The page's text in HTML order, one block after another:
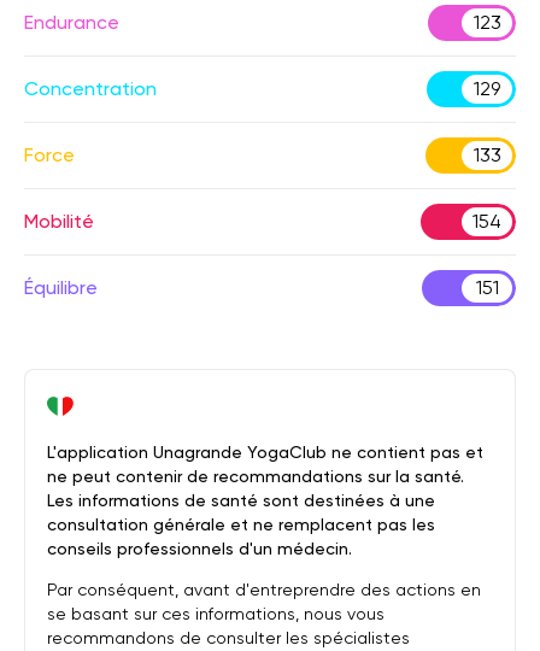
Endurance 123
Concentration 129
Force 133
Mobilité 154
Équilibre 151
L'application Unagrande YogaClub ne contient pas et
ne peut contenir de recommandations sur la santé.
Les informations de santé sont destinées à une
consultation générale et ne remplacent pas les
conseils professionnels d'un médecin.
Par conséquent, avant d'entreprendre des actions en
se basant sur ces informations, nous vous
recommandons de consulter les spécialistes